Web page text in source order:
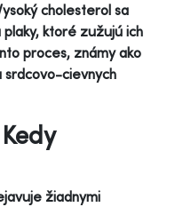
cholesterol sa
ktoré zužujú ich
proces, známy ako
srdcovo-cievnych
žiadnymi